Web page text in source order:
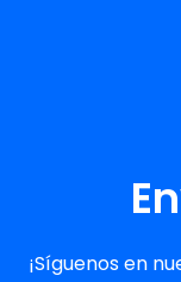
¡Síguenos en